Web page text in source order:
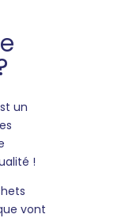
un
!
vont